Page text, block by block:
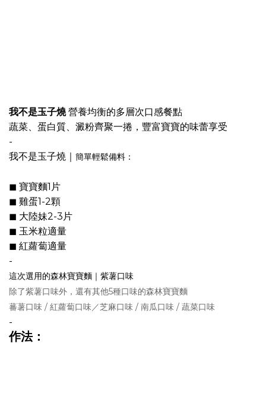
我不是玉子燒營養均衡的多層次口感餐點
蔬菜、蛋白質、澱粉齊聚一捲，豐富寶寶的味蕾享受
-
我不是玉子燒｜ 簡單輕鬆備料：
◼︎ 寶寶麵1片
◼︎ 雞蛋1-2顆
◼︎ 大陸妹2-3片
◼︎ 玉米粒適量
◼︎ 紅蘿蔔適量
-
這次選用的森林寶寶麵｜紫薯口味
除了紫薯口味外，還有其他5種口味的森林寶寶麵
蕃薯口味 / 紅蘿蔔口味／芝麻口味 / 南瓜口味 / 蔬菜口味
-
作法：